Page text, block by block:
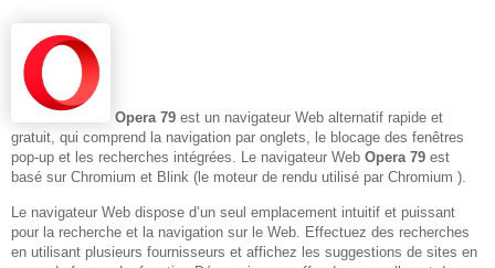
Opera 79 est un navigateur Web alternatif rapide et
gratuit, qui comprend la navigation par onglets, le blocage des fenêtres
pop-up et les recherches intégrées. Le navigateur Web Opera 79 est
basé sur Chromium et Blink (le moteur de rendu utilisé par Chromium ).
Le navigateur Web dispose d’un seul emplacement intuitif et puissant
pour la recherche et la navigation sur le Web. Effectuez des recherches
en utilisant plusieurs fournisseurs et affichez les suggestions de sites en